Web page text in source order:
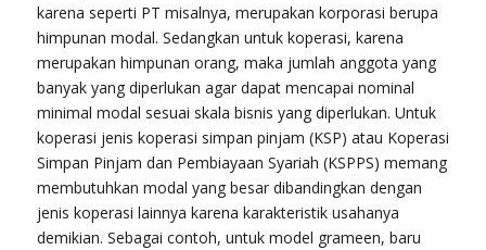
karena seperti PT misalnya, merupakan korporasi berupa
himpunan modal. Sedangkan untuk koperasi, karena
merupakan himpunan orang, maka jumlah anggota yang
banyak yang diperlukan agar dapat mencapai nominal
minimal modal sesuai skala bisnis yang diperlukan. Untuk
koperasi jenis koperasi simpan pinjam (KSP) atau Koperasi
Simpan Pinjam dan Pembiayaan Syariah (KSPPS) memang
membutuhkan modal yang besar dibandingkan dengan
jenis koperasi lainnya karena karakteristik usahanya
demikian. Sebagai contoh, untuk model grameen, baru